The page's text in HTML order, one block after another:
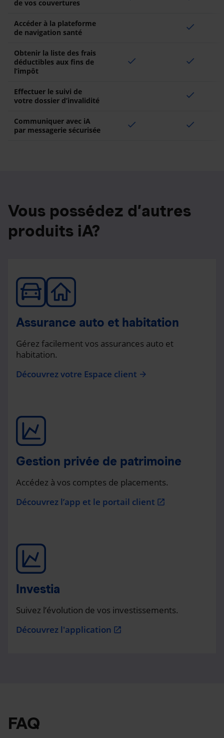
de vos couvertures
Accéder à la plateforme
de navigation santé
check
Obtenir la liste des frais
déductibles aux fins de
l’impôt
check check
Effectuer le suivi de
votre dossier d’invalidité
check
Communiquer avec iA
par messagerie sécurisée
check check
Vous possédez d’autres
produits iA?
Assurance auto et habitation
Gérez facilement vos assurances auto et
habitation.
Découvrez votre Espace client arrow_forward
Gestion privée de patrimoine
Accédez à vos comptes de placements.
Découvrez l’app et le portail client open_in_new
Investia
Suivez l’évolution de vos investissements.
Découvrez l'application open_in_new
FAQ